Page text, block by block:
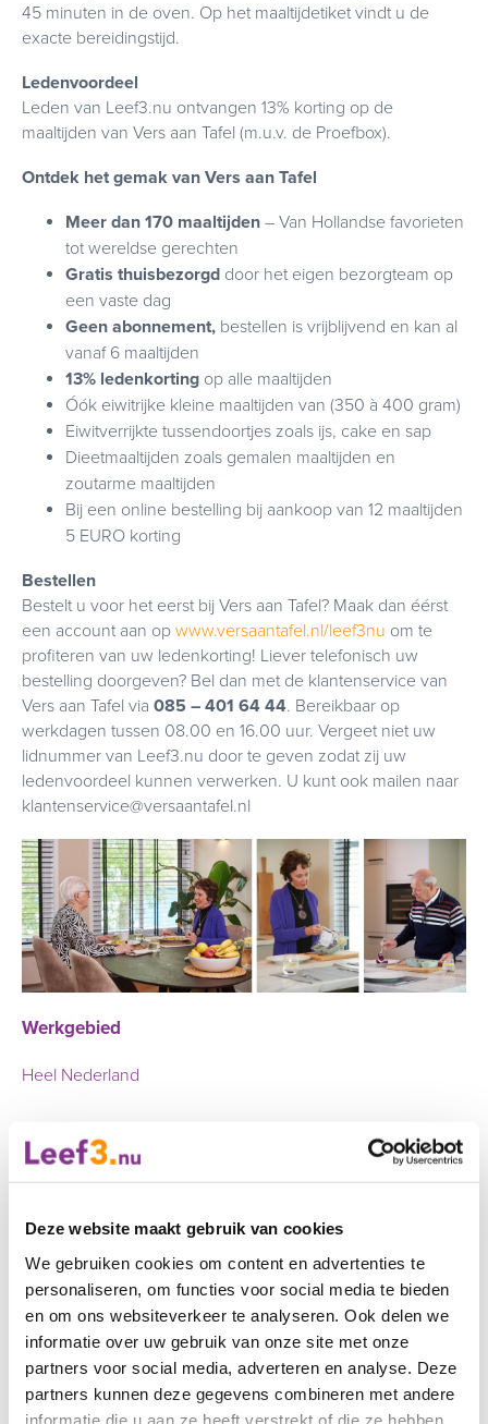
Deze website maakt gebruik van cookies
We gebruiken cookies om content en advertenties te
personaliseren, om functies voor social media te bieden
en om ons websiteverkeer te analyseren. Ook delen we
informatie over uw gebruik van onze site met onze
partners voor social media, adverteren en analyse. Deze
partners kunnen deze gegevens combineren met andere
informatie die u aan ze heeft verstrekt of die ze hebben
45 minuten in de oven. Op het maaltijdetiket vindt u de
exacte bereidingstijd.
Ledenvoordeel
Leden van Leef3.nu ontvangen 13% korting op de
maaltijden van Vers aan Tafel (m.u.v. de Proefbox).
Ontdek het gemak van Vers aan Tafel
Meer dan 170 maaltijden – Van Hollandse favorieten
tot wereldse gerechten
Gratis thuisbezorgd door het eigen bezorgteam op
een vaste dag
Geen abonnement, bestellen is vrijblijvend en kan al
vanaf 6 maaltijden
13% ledenkorting op alle maaltijden
Óók eiwitrijke kleine maaltijden van (350 à 400 gram)
Eiwitverrijkte tussendoortjes zoals ijs, cake en sap
Dieetmaaltijden zoals gemalen maaltijden en
zoutarme maaltijden
Bij een online bestelling bij aankoop van 12 maaltijden
5 EURO korting
Bestellen
Bestelt u voor het eerst bij Vers aan Tafel? Maak dan éérst
een account aan op www.versaantafel.nl/leef3nu om te
profiteren van uw ledenkorting! Liever telefonisch uw
bestelling doorgeven? Bel dan met de klantenservice van
Vers aan Tafel via 085 – 401 64 44. Bereikbaar op
werkdagen tussen 08.00 en 16.00 uur. Vergeet niet uw
lidnummer van Leef3.nu door te geven zodat zij uw
ledenvoordeel kunnen verwerken. U kunt ook mailen naar
klantenservice@versaantafel.nl
Werkgebied
Heel Nederland